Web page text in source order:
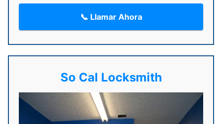
📞 Llamar Ahora
So Cal Locksmith